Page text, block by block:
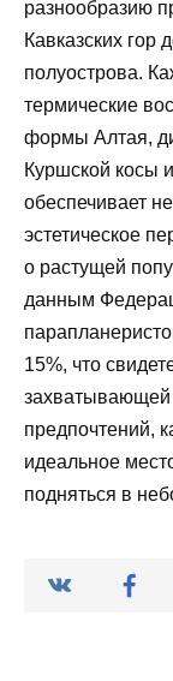
разнообразию
Кавказских гор
полуострова.
термические
формы Алтая,
Куршской косы
обеспечивает
эстетическое
о растущей
данным
15%, что
захватывающей
предпочтений,
идеальное
подняться в